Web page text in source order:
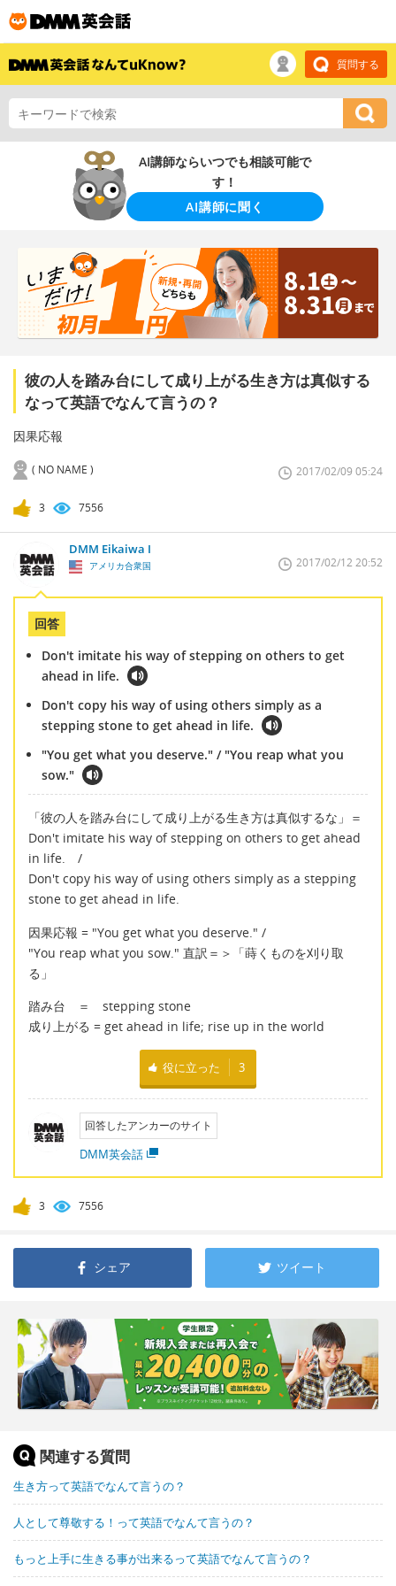
質問する
AI講師ならいつでも相談可能で
す！
AI講師に聞く
彼の人を踏み台にして成り上がる生き方は真似する
なって英語でなんて言うの？
因果応報
( NO NAME ) 2017/02/09 05:24
3 7556
DMM Eikaiwa I
アメリカ合衆国 2017/02/12 20:52
回答
Don't imitate his way of stepping on others to get
ahead in life.
Don't copy his way of using others simply as a
stepping stone to get ahead in life.
"You get what you deserve." / "You reap what you
sow."
「彼の人を踏み台にして成り上がる生き方は真似するな」＝
Don't imitate his way of stepping on others to get ahead
in life. /
Don't copy his way of using others simply as a stepping
stone to get ahead in life.
因果応報 = "You get what you deserve." /
"You reap what you sow." 直訳＝＞「蒔くものを刈り取
る」
踏み台 ＝ stepping stone
成り上がる = get ahead in life; rise up in the world
役に立った 3
回答したアンカーのサイト
DMM英会話
3 7556
シェア ツイート
関連する質問
生き方って英語でなんて言うの？
人として尊敬する！って英語でなんて言うの？
もっと上手に生きる事が出来るって英語でなんて言うの？